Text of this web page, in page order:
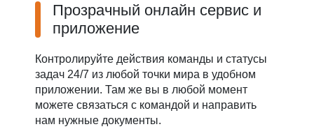
Прозрачный онлайн сервис и
приложение
Контролируйте действия команды и статусы
задач 24/7 из любой точки мира в удобном
приложении. Там же вы в любой момент
можете связаться с командой и направить
нам нужные документы.